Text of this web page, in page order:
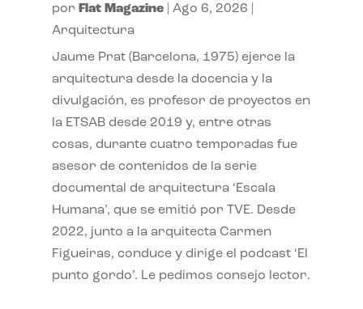
por Flat Magazine| Ago 6, 2026
Arquitectura
Jaume Prat (Barcelona, 1975) ejerce la
arquitectura desde la docencia y la
divulgación, es profesor de proyectos en
la ETSAB desde 2019 y, entre otras
cosas, durante cuatro temporadas fue
asesor de contenidos de la serie
documental de arquitectura ‘Escala
Humana’, que se emitió por TVE. Desde
2022, junto a la arquitecta Carmen
Figueiras, conduce y dirige el podcast ‘El
punto gordo’. Le pedimos consejo lector.